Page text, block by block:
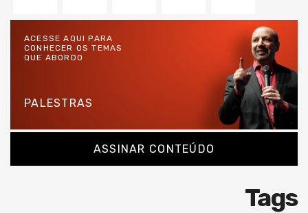
ACESSE AQUI PARA
CONHECER OS TEMAS
QUE ABORDO
PALESTRAS
ASSINAR CONTEÚDO
Tags